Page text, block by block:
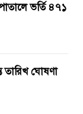
ভর্তি ৪৭১
তারিখ ঘোষণা